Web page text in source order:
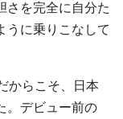
さを完全に自分た
うに乗りこなして
からこそ、日本
。デビュー前の